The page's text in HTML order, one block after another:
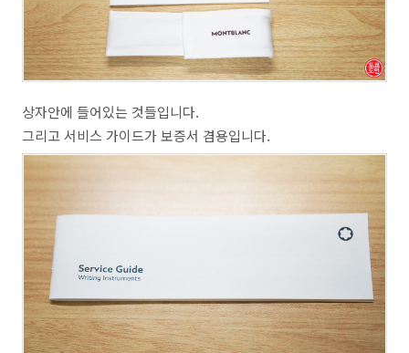
상자안에 들어있는 것들입니다.
그리고 서비스 가이드가 보증서 겸용입니다.